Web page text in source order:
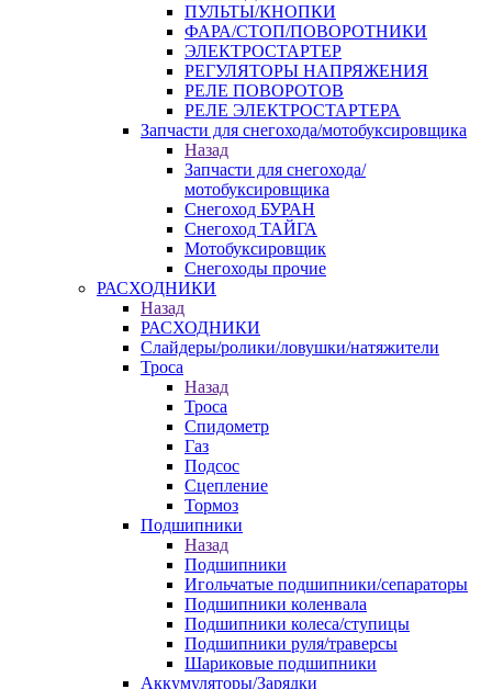
ПУЛЬТЫ/КНОПКИ
ФАРА/СТОП/ПОВОРОТНИКИ
ЭЛЕКТРОСТАРТЕР
РЕГУЛЯТОРЫ НАПРЯЖЕНИЯ
РЕЛЕ ПОВОРОТОВ
РЕЛЕ ЭЛЕКТРОСТАРТЕРА
Запчасти для снегохода/мотобуксировщика
Назад
Запчасти для снегохода/
мотобуксировщика
Снегоход БУРАН
Снегоход ТАЙГА
Мотобуксировщик
Снегоходы прочие
РАСХОДНИКИ
Назад
РАСХОДНИКИ
Слайдеры/ролики/ловушки/натяжители
Троса
Назад
Троса
Спидометр
Газ
Подсос
Сцепление
Тормоз
Подшипники
Назад
Подшипники
Игольчатые подшипники/сепараторы
Подшипники коленвала
Подшипники колеса/ступицы
Подшипники руля/траверсы
Шариковые подшипники
Аккумуляторы/Зарядки